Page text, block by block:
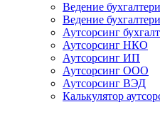
Ведение
Ведение
Аутсорсинг
Аутсорсинг НКО
Аутсорсинг ИП
Аутсорсинг ООО
Аутсорсинг ВЭД
Калькулятор